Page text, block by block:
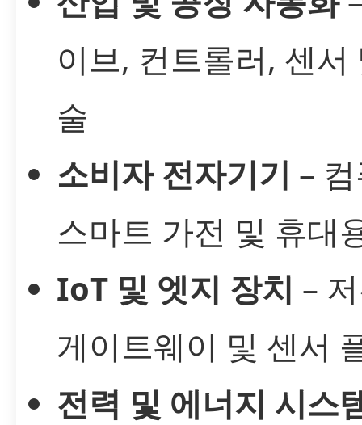
이브, 컨트롤러, 센서
술
소비자 전자기기 –
스마트 가전 및 휴대
IoT 및 엣지 장치 –
게이트웨이 및 센서
전력 및 에너지 시스